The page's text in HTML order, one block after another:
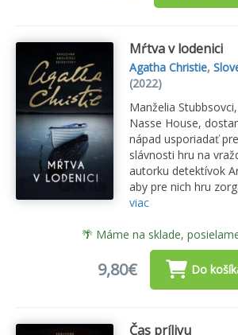
Mŕtva v lodenici
Agatha Christie,
(2022)
Manželia
Nasse House,
nápad usporiadať
slávnosti hru na
autorku detektívok
aby pre nich hru
viac
🌴 Máme na sklade,
9,80€ Do
Čas prílivu